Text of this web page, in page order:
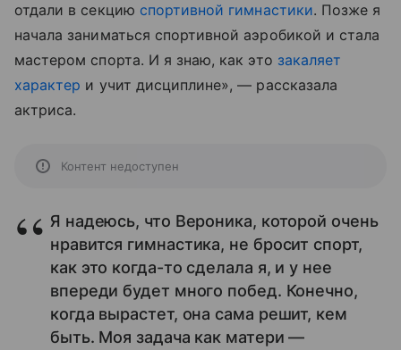
отдали в секцию спортивной гимнастики. Позже я
начала заниматься спортивной аэробикой и стала
мастером спорта. И я знаю, как это закаляет
характер и учит дисциплине», — рассказала
актриса.
Контент недоступен
Я надеюсь, что Вероника, которой очень
нравится гимнастика, не бросит спорт,
как это когда-то сделала я, и у нее
впереди будет много побед. Конечно,
когда вырастет, она сама решит, кем
быть. Моя задача как матери —